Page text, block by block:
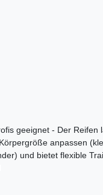
geeignet - Der Reifen
anpassen
und bietet flexible